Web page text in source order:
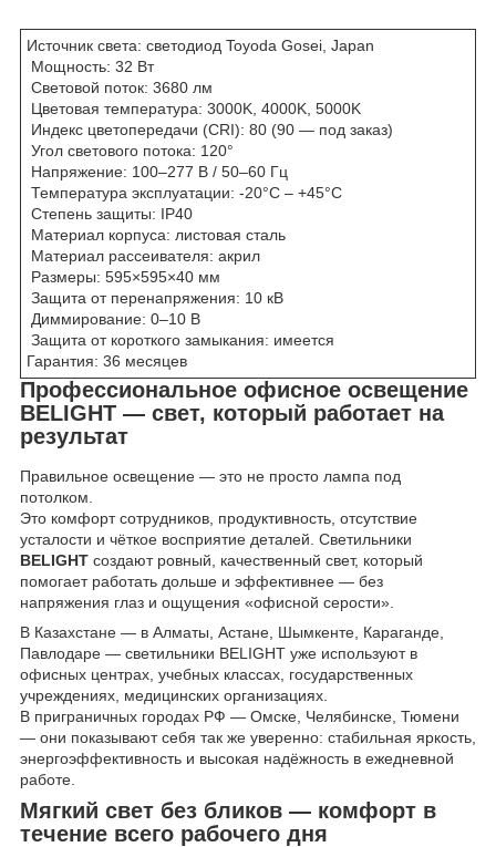
Источник света: светодиод Toyoda Gosei, Japan
Мощность: 32 Вт
Световой поток: 3680 лм
Цветовая температура: 3000K, 4000K, 5000K
Индекс цветопередачи (CRI): 80 (90 — под заказ)
Угол светового потока: 120°
Напряжение: 100–277 В / 50–60 Гц
Температура эксплуатации: -20°C – +45°C
Степень защиты: IP40
Материал корпуса: листовая сталь
Материал рассеивателя: акрил
Размеры: 595×595×40 мм
Защита от перенапряжения: 10 кВ
Диммирование: 0–10 В
Защита от короткого замыкания: имеется
Гарантия: 36 месяцев
Профессиональное офисное освещение
BELIGHT — свет, который работает на
результат
Правильное освещение — это не просто лампа под
потолком.
Это комфорт сотрудников, продуктивность, отсутствие
усталости и чёткое восприятие деталей. Светильники
BELIGHT создают ровный, качественный свет, который
помогает работать дольше и эффективнее — без
напряжения глаз и ощущения «офисной серости».
В Казахстане — в Алматы, Астане, Шымкенте, Караганде,
Павлодаре — светильники BELIGHT уже используют в
офисных центрах, учебных классах, государственных
учреждениях, медицинских организациях.
В приграничных городах РФ — Омске, Челябинске, Тюмени
— они показывают себя так же уверенно: стабильная яркость,
энергоэффективность и высокая надёжность в ежедневной
работе.
Мягкий свет без бликов — комфорт в
течение всего рабочего дня